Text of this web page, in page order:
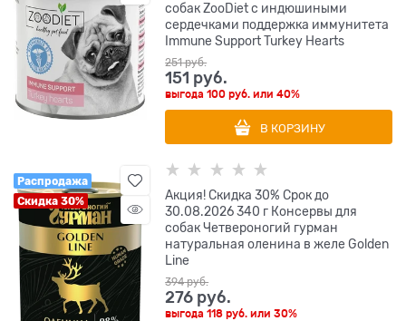
собак ZooDiet с индюшиными
сердечками поддержка иммунитета
Immune Support Turkey Hearts
251 руб.
151 руб.
выгода100 руб. или40%
В КОРЗИНУ
Распродажа
Скидка 30%
Акция! Скидка 30% Срок до
30.08.2026 340 г Консервы для
собак Четвероногий гурман
натуральная оленина в желе Golden
Line
394 руб.
276 руб.
выгода118 руб. или30%